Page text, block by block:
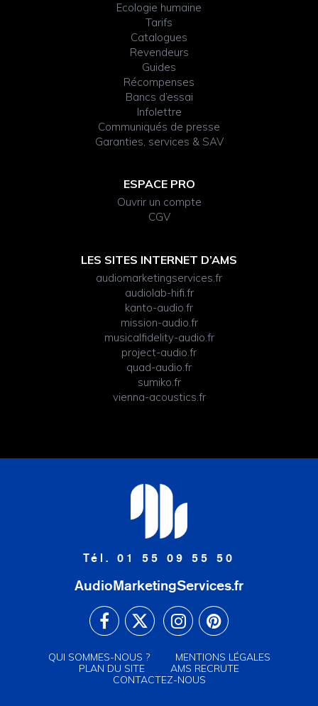
Ecologie humaine
Tarifs
Catalogues
Revendeurs
Guides
Récompenses
Bancs d’essai
Infolettre
Communiqués de presse
Garanties, services & SAV
ESPACE PRO
Ouvrir un compte
CGV
LES SITES INTERNET D’AMS
audiomarketingservices.fr
audiolab-hifi.fr
kanto-audio.fr
mission-audio.fr
musicalfidelity-audio.fr
project-audio.fr
quad-audio.fr
sumiko.fr
vienna-acoustics.fr
Tél. 01 55 09 55 50
AudioMarketingServices.fr
QUI SOMMES-NOUS ?
MENTIONS LÉGALES
PLAN DU SITE
AMS RECRUTE
CONTACTEZ-NOUS